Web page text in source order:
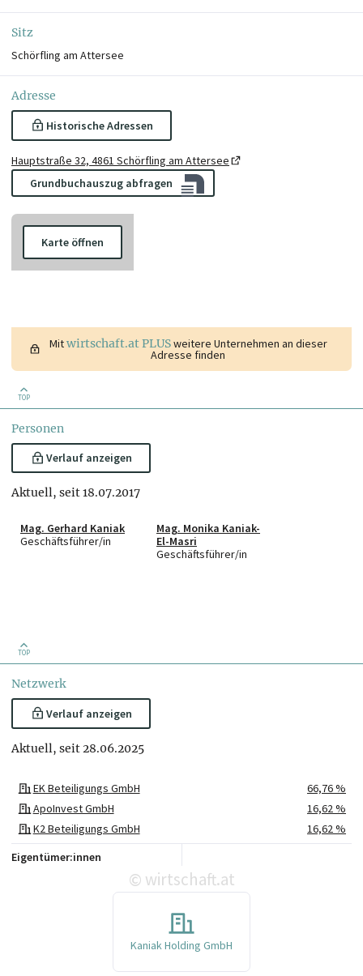
Sitz
Schörfling am Attersee
Adresse
Historische Adressen
Hauptstraße 32, 4861 Schörfling am Attersee
Grundbuchauszug abfragen
Karte öffnen
Mitwirtschaft.at PLUSweitere Unternehmen an dieser
Adresse finden
TOP
Personen
Verlauf anzeigen
Aktuell, seit 18.07.2017
Mag. Gerhard Kaniak
Geschäftsführer/in
Mag. Monika Kaniak-
El-Masri
Geschäftsführer/in
TOP
Netzwerk
Verlauf anzeigen
Aktuell, seit 28.06.2025
EK Beteiligungs GmbH
66,76 %
ApoInvest GmbH
16,62 %
K2 Beteiligungs GmbH
16,62 %
Eigentümer:innen
© wirtschaft.at
Kaniak Holding GmbH